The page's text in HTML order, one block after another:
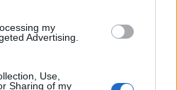
my
Advertising.
Use,
Sharing of my
brilha no Encontro